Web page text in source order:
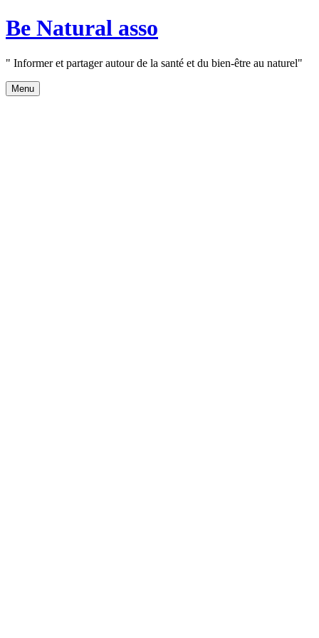
Aller
au
Be Natural asso
" Informer et partager autour de la santé et du bien-être au naturel"
Menu